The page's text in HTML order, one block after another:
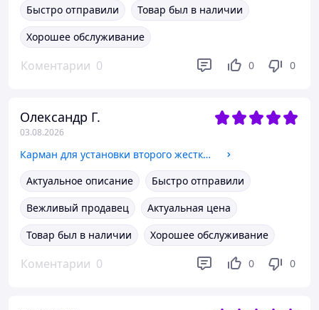
Быстро отправили
Товар был в наличии
Хорошее обслуживание
Коментарии 0 0 0
Олександр Г.
03.08.2026
Карман для установки второго жесткого диска SATA 3.0 в отсек DVD 9.5 мм SATA (optibay caddy) алюминий
Актуальное описание
Быстро отправили
Вежливый продавец
Актуальная цена
Товар был в наличии
Хорошее обслуживание
Коментарии 0 0 0